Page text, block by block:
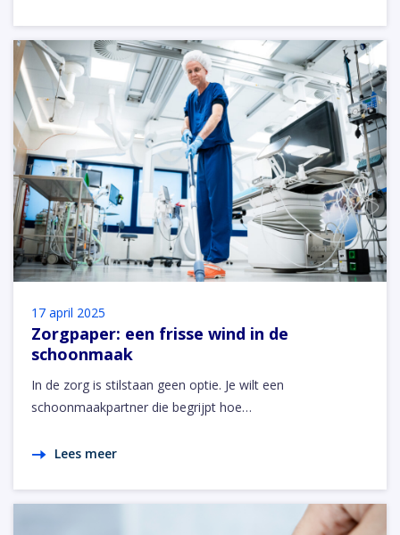
17 april 2025
Zorgpaper: een frisse wind in de
schoonmaak
In de zorg is stilstaan geen optie. Je wilt een
schoonmaakpartner die begrijpt hoe…
Lees meer